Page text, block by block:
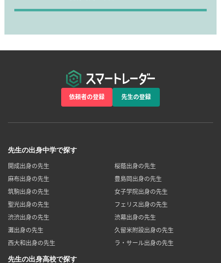
依頼者の登録 先生の登録
先生の出身中学で探す
開成出身の先生
桜蔭出身の先生
麻布出身の先生
豊島岡出身の先生
筑駒出身の先生
女子学院出身の先生
聖光出身の先生
フェリス出身の先生
渋渋出身の先生
渋幕出身の先生
灘出身の先生
久留米附設出身の先生
西大和出身の先生
ラ・サール出身の先生
先生の出身高校で探す